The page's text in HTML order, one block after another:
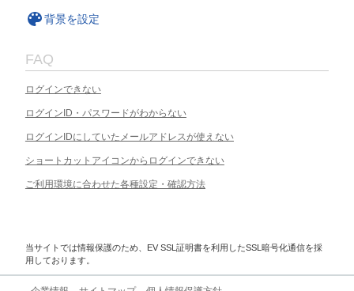
背景を設定
FAQ
ログインできない
ログインID・パスワードがわからない
ログインIDにしていたメールアドレスが使えない
ショートカットアイコンからログインできない
ご利用環境に合わせた各種設定・確認方法
当サイトでは情報保護のため、EV SSL証明書を利用したSSL暗号化通信を採
用しております。